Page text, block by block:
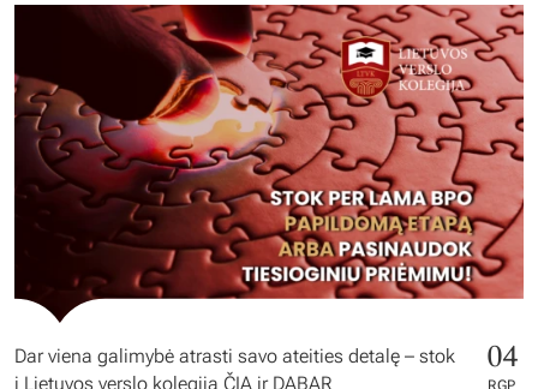
Dar viena galimybė atrasti savo ateities detalę – stok
į Lietuvos verslo kolegiją ČIA ir DABAR
04